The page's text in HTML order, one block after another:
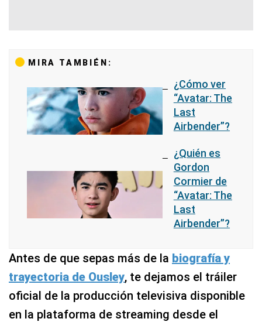
MIRA TAMBIÉN:
¿Cómo ver
“Avatar: The
Last
Airbender”?
¿Quién es
Gordon
Cormier de
“Avatar: The
Last
Airbender”?
Antes de que sepas más de la biografía y
trayectoria de Ousley, te dejamos el tráiler
oficial de la producción televisiva disponible
en la plataforma de streaming desde el